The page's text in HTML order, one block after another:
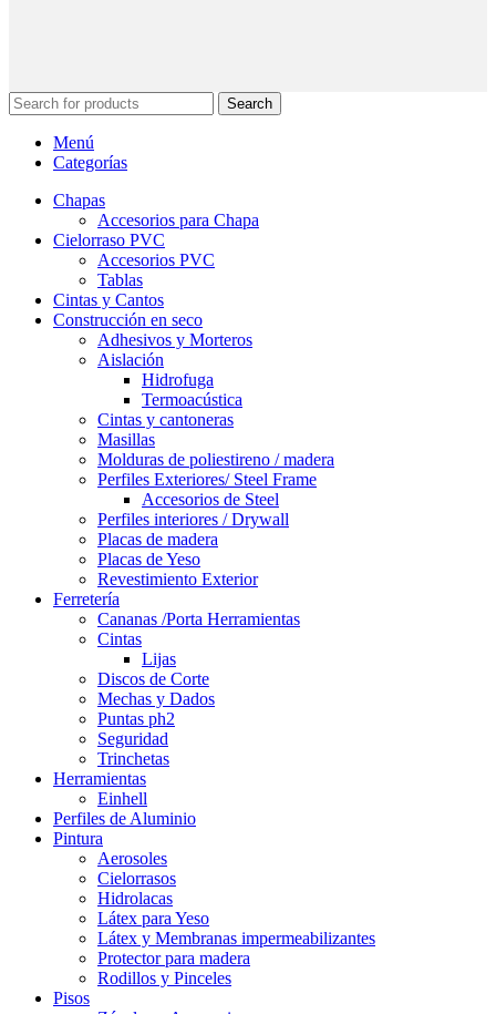
Search
Menú
Categorías
Chapas
Accesorios para Chapa
Cielorraso PVC
Accesorios PVC
Tablas
Cintas y Cantos
Construcción en seco
Adhesivos y Morteros
Aislación
Hidrofuga
Termoacústica
Cintas y cantoneras
Masillas
Molduras de poliestireno / madera
Perfiles Exteriores/ Steel Frame
Accesorios de Steel
Perfiles interiores / Drywall
Placas de madera
Placas de Yeso
Revestimiento Exterior
Ferretería
Cananas /Porta Herramientas
Cintas
Lijas
Discos de Corte
Mechas y Dados
Puntas ph2
Seguridad
Trinchetas
Herramientas
Einhell
Perfiles de Aluminio
Pintura
Aerosoles
Cielorrasos
Hidrolacas
Látex para Yeso
Látex y Membranas impermeabilizantes
Protector para madera
Rodillos y Pinceles
Pisos